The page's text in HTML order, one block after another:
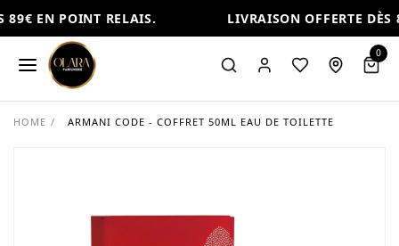
EN POINT RELAIS. LIVRAISON OFFERTE DÈS
0
HOME / ARMANI CODE - COFFRET 50ML EAU DE TOILETTE